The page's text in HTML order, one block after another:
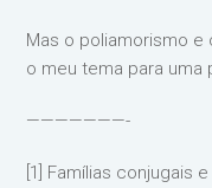
Mas o poliamorismo
o meu tema para uma
———————-
[1] Famílias conjugais